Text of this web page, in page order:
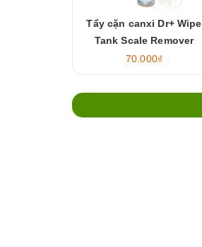
Tẩy cặn canxi Dr+ Wipe
Tank Scale Remover
70.000₫